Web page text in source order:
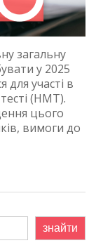
загальну
у 2025
для участі в
(НМТ).
цього
вимоги до
знайти